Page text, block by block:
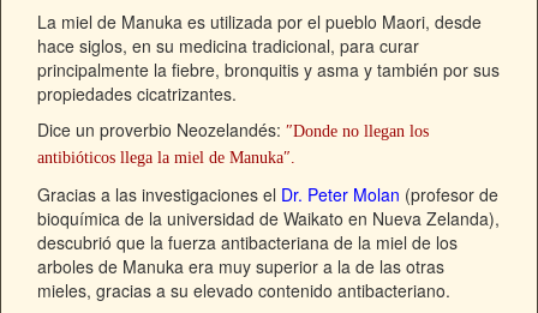
La miel de Manuka es utilizada por el pueblo Maori, desde
hace siglos, en su medicina tradicional, para curar
principalmente la fiebre, bronquitis y asma y también por sus
propiedades cicatrizantes.
Dice un proverbio Neozelandés: ″Donde no llegan los
antibióticos llega la miel de Manuka″.
Gracias a las investigaciones el Dr. Peter Molan (profesor de
bioquímica de la universidad de Waikato en Nueva Zelanda),
descubrió que la fuerza antibacteriana de la miel de los
arboles de Manuka era muy superior a la de las otras
mieles, gracias a su elevado contenido antibacteriano.